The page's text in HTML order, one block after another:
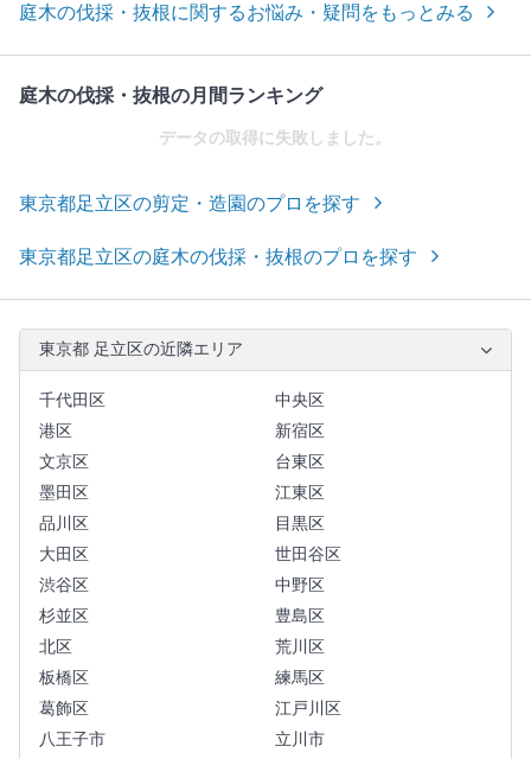
庭木の伐採・抜根に関するお悩み・疑問をもっとみる
庭木の伐採・抜根の月間ランキング
データの取得に失敗しました。
東京都足立区の剪定・造園のプロを探す
東京都足立区の庭木の伐採・抜根のプロを探す
東京都 足立区の近隣エリア
千代田区
中央区
港区
新宿区
文京区
台東区
墨田区
江東区
品川区
目黒区
大田区
世田谷区
渋谷区
中野区
杉並区
豊島区
北区
荒川区
板橋区
練馬区
葛飾区
江戸川区
八王子市
立川市